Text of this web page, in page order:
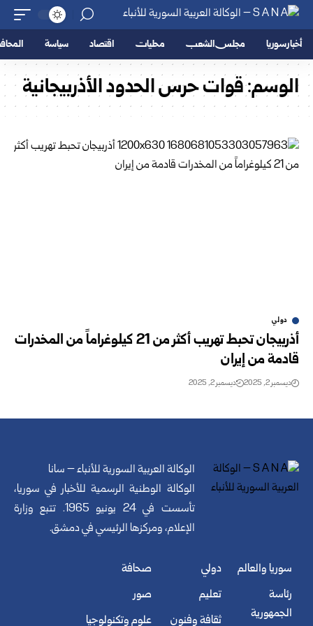
أخبار سوريا مجلس الشعب محليات اقتصاد سياسة
الوسم:قوات حرس الحدود الأذربيجانية
دولي
أذربيجان تحبط تهريب أكثر من 21 كيلوغراماً من المخدرات
قادمة من إيران
ديسمبر 2, 2025 ديسمبر 2, 2025
الوكالة العربية السورية للأنباء – سانا
الوكالة الوطنية الرسمية للأخبار في سوريا،
تأسست في 24 يونيو 1965. تتبع وزارة
الإعلام، ومركزها الرئيسي في دمشق.
سوريا والعالم
رئاسة
الجمهورية
دولي
تعليم
ثقافة وفنون
صحافة
صور
علوم وتكنولوجيا